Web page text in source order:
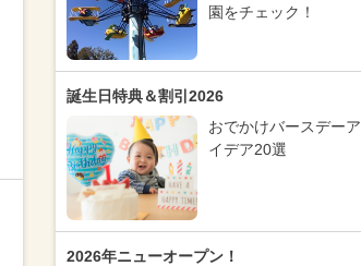
園をチェック！
誕生日特典＆割引2026
おでかけバースデーア
イデア20選
2026年ニューオープン！